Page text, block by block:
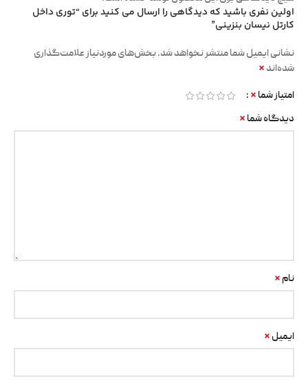
اولین نفری باشید که دیدگاهی را ارسال می کنید برای “توری داخل
کارتل نیسان بنزینی”
نشانی ایمیل شما منتشر نخواهد شد.بخش‌های موردنیاز علامت‌گذاری
شده‌اند *
امتیاز شما *
دیدگاه شما *
نام *
ایمیل *